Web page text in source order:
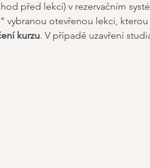
před lekcí) v rezervačním
vybranou otevřenou lekci,
kurzu. V případě uzavření